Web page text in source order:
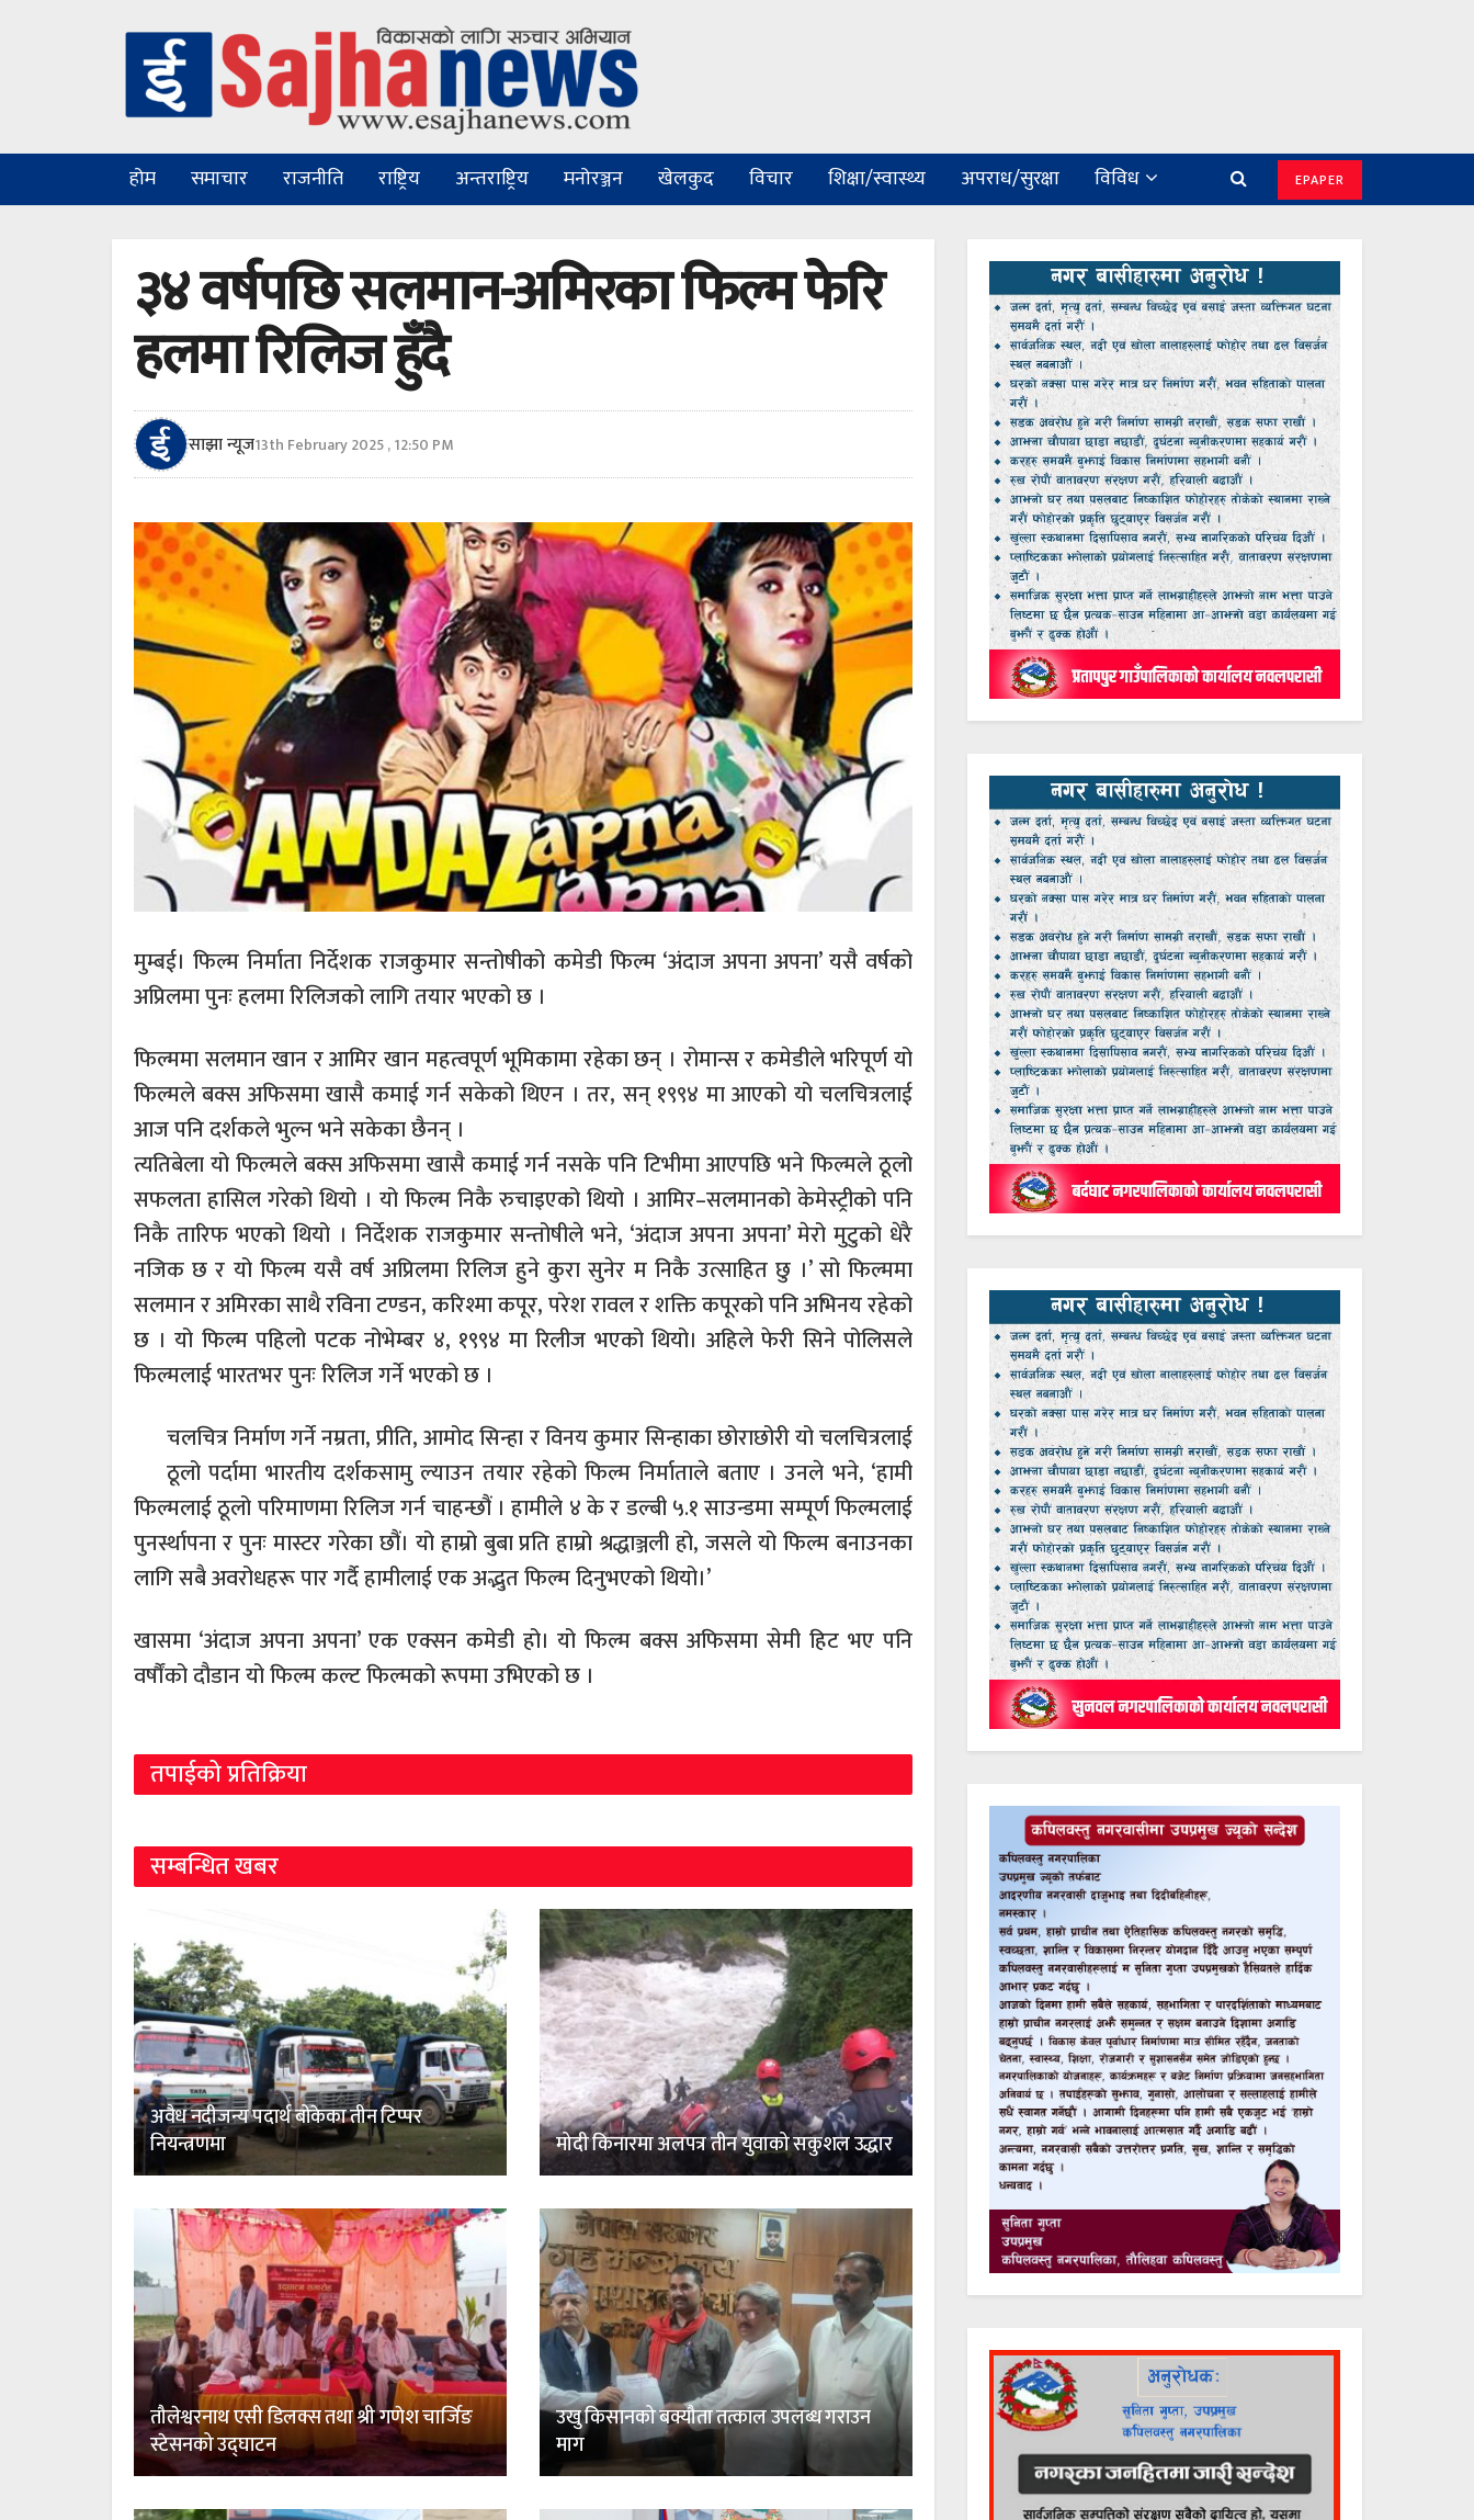
होम समाचार राजनीति राष्ट्रिय अन्तराष्ट्रिय मनोरञ्जन खेलकुद विचार शिक्षा/स्वास्थ्य अपराध/सुरक्षा विविध EPAPER
३४ वर्षपछि सलमान-अमिरका फिल्म फेरि
हलमा रिलिज हुँदै
साझा न्यूज13th February 2025 , 12:50 PM
मुम्बई। फिल्म निर्माता निर्देशक राजकुमार सन्तोषीको कमेडी फिल्म ‘अंदाज अपना अपना’ यसै वर्षको
अप्रिलमा पुनः हलमा रिलिजको लागि तयार भएको छ ।
फिल्ममा सलमान खान र आमिर खान महत्वपूर्ण भूमिकामा रहेका छन् । रोमान्स र कमेडीले भरिपूर्ण यो
फिल्मले बक्स अफिसमा खासै कमाई गर्न सकेको थिएन । तर, सन् १९९४ मा आएको यो चलचित्रलाई
आज पनि दर्शकले भुल्न भने सकेका छैनन् ।
त्यतिबेला यो फिल्मले बक्स अफिसमा खासै कमाई गर्न नसके पनि टिभीमा आएपछि भने फिल्मले ठूलो
सफलता हासिल गरेको थियो । यो फिल्म निकै रुचाइएको थियो । आमिर–सलमानको केमेस्ट्रीको पनि
निकै तारिफ भएको थियो । निर्देशक राजकुमार सन्तोषीले भने, ‘अंदाज अपना अपना’ मेरो मुटुको धेरै
नजिक छ र यो फिल्म यसै वर्ष अप्रिलमा रिलिज हुने कुरा सुनेर म निकै उत्साहित छु ।’ सो फिल्ममा
सलमान र अमिरका साथै रविना टण्डन, करिश्मा कपूर, परेश रावल र शक्ति कपूरको पनि अभिनय रहेको
छ । यो फिल्म पहिलो पटक नोभेम्बर ४, १९९४ मा रिलीज भएको थियो। अहिले फेरी सिने पोलिसले
फिल्मलाई भारतभर पुनः रिलिज गर्ने भएको छ ।
चलचित्र निर्माण गर्ने नम्रता, प्रीति, आमोद सिन्हा र विनय कुमार सिन्हाका छोराछोरी यो चलचित्रलाई
ठूलो पर्दामा भारतीय दर्शकसामु ल्याउन तयार रहेको फिल्म निर्माताले बताए । उनले भने, ‘हामी
फिल्मलाई ठूलो परिमाणमा रिलिज गर्न चाहन्छौं । हामीले ४ के र डल्बी ५.१ साउन्डमा सम्पूर्ण फिल्मलाई
पुनर्स्थापना र पुनः मास्टर गरेका छौं। यो हाम्रो बुबा प्रति हाम्रो श्रद्धाञ्जली हो, जसले यो फिल्म बनाउनका
लागि सबै अवरोधहरू पार गर्दै हामीलाई एक अद्भुत फिल्म दिनुभएको थियो।’
खासमा ‘अंदाज अपना अपना’ एक एक्सन कमेडी हो। यो फिल्म बक्स अफिसमा सेमी हिट भए पनि
वर्षौंको दौडान यो फिल्म कल्ट फिल्मको रूपमा उभिएको छ ।
तपाईको प्रतिक्रिया
सम्बन्धित खबर
अवैध नदीजन्य पदार्थ बोकेका तीन टिप्पर
नियन्त्रणमा
मोदी किनारमा अलपत्र तीन युवाको सकुशल उद्धार
तौलेश्वरनाथ एसी डिलक्स तथा श्री गणेश चार्जिङ
स्टेसनको उद्घाटन
उखु किसानको बक्यौता तत्काल उपलब्ध गराउन
माग